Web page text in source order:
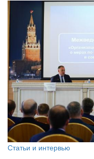
Статьи и интервью